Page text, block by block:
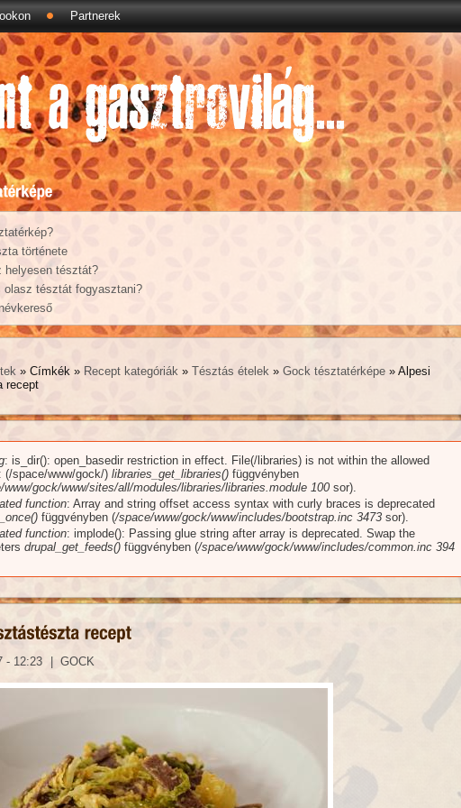
Partnerek
története
helyesen tésztát?
olasz tésztát fogyasztani?
» Címkék » Recept kategóriák »Tésztás ételek »Gock tésztatérképe » Alpesi
recept
: is_dir(): open_basedir restriction in effect. File(/libraries) is not within the allowed
(/space/www/gock/) libraries_get_libraries() függvényben
www/gock/www/sites/all/modules/libraries/libraries.module 100 sor).
function: Array and string offset access syntax with curly braces is deprecated
függvényben (/space/www/gock/www/includes/bootstrap.inc 3473 sor).
function: implode(): Passing glue string after array is deprecated. Swap the
drupal_get_feeds() függvényben (/space/www/gock/www/includes/common.inc 394
- 12:23 GOCK